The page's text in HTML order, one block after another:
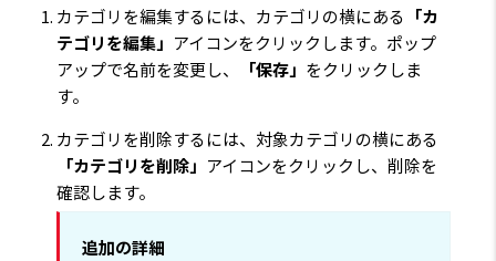
カテゴリを編集するには、カテゴリの横にある 「カ
テゴリを編集」 アイコンをクリックします。ポップ
アップで名前を変更し、
「保存」 をクリックしま
す。
カテゴリを削除するには、対象カテゴリの横にある
「カテゴリを削除」 アイコンをクリックし、削除を
確認します。
追加の詳細